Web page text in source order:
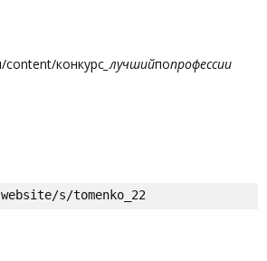
конкурс _лучшийпопрофессии
s/tomenko_22